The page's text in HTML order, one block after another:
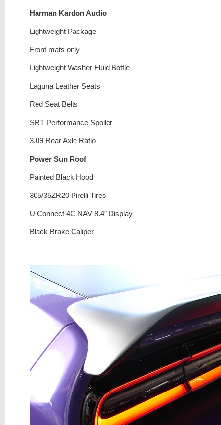
Harman Kardon Audio
Lightweight Package
Front mats only
Lightweight Washer Fluid Bottle
Laguna Leather Seats
Red Seat Belts
SRT Performance Spoiler
3.09 Rear Axle Ratio
Power Sun Roof
Painted Black Hood
305/35ZR20 Pirelli Tires
U Connect 4C NAV 8.4″ Display
Black Brake Caliper